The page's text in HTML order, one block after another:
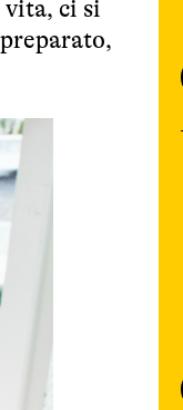
vita, ci si